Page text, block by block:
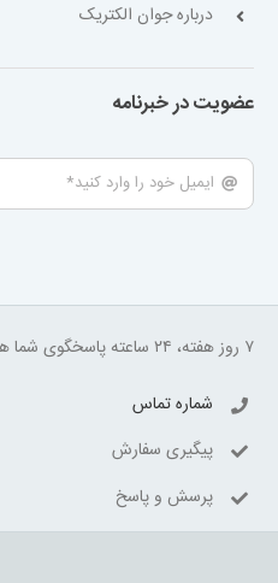
درباره جوان الکتریک
عضویت در خبرنامه
۷ روز هفته، ۲۴ ساعته پاسخگوی شما هستیم.
شماره تماس
پیگیری سفارش
پرسش و پاسخ